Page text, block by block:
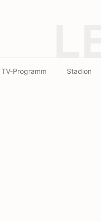
TV-Programm Stadion